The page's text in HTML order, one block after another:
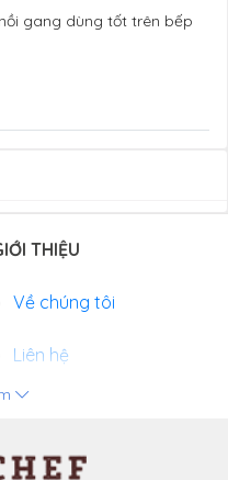
gang dùng tốt trên bếp
THIỆU
Về chúng tôi
Liên hệ
Tuyển dụng